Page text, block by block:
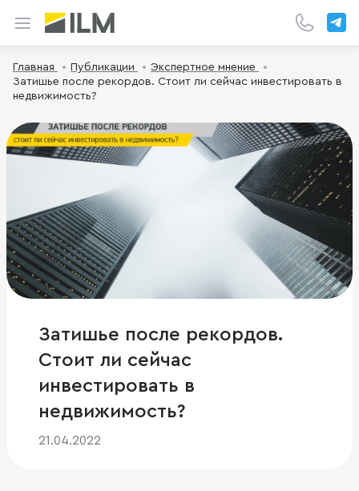
Главная Публикации
Экспертное мнение
Затишье после рекордов. Стоит ли сейчас инвестировать в
недвижимость?
Затишье после рекордов.
Стоит ли сейчас
инвестировать в
недвижимость?
21.04.2022